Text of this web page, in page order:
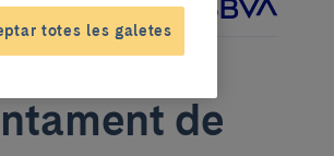
amb
de
totes les galetes